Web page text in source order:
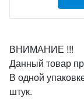
ВНИМАНИЕ !!!
Данный товар
В одной
штук.